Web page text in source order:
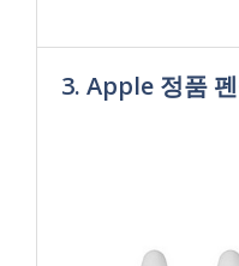
3. Apple 정품